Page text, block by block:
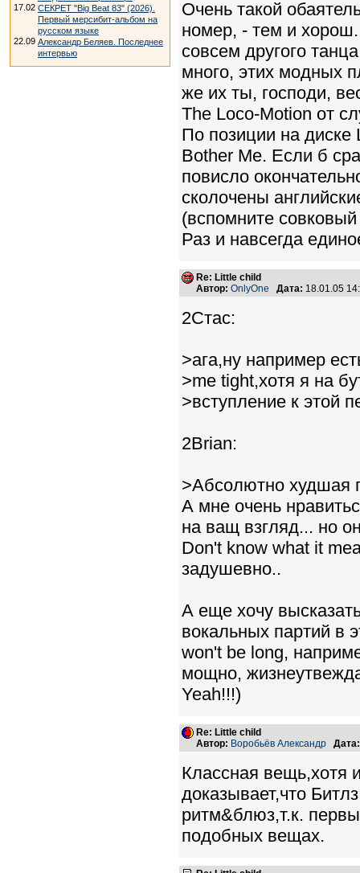
17.02 СЕКРЕТ "Big Beat 83" (2026).
Первый мерсибит-альбом на
русском языке
22.09 Александр Беляев. Последнее
интервью
Очень такой
номер, - тем и
совсем другого
много, этих модных
же их ты, господи,
The Loco-Motion от
По позиции на диске
Bother Me. Если б
повисло
сколочены
(вспомните
Раз и навсегда
Re: Little child
Автор: OnlyOne Дата: 18.01.05
2Стас:
>ага,ну например
>me tight,хотя я на
>вступление к этой
2Brian:
>Абсолютно худшая
А мне очень
на ващ взгляд... но
Don't know what it
задушевно..
А еще хочу
вокальных партий в
won't be long,
мощно,
Yeah!!!)
Re: Little child
Автор: Воробьёв Александр Дата:
Классная вещь,хотя
доказывает,что
ритм&блюз,т.к.
подобных вещах.